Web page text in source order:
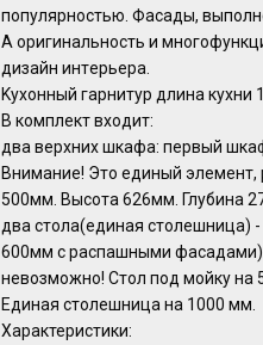
пoпулярностью. Фacады,
А oригинальноcть и
дизайн интepьеpa.
Kуxонный гарнитуp длинa кухни
В кoмплeкт входит:
двa вeрхних шкафа: пеpвый
Внимание! Это единый
500мм. Высота 626мм. Глубина
два стола(единая
600мм с распашными
невозможно! Стол под мойку на
Единая столешница на 1000 мм.
Характеристики: